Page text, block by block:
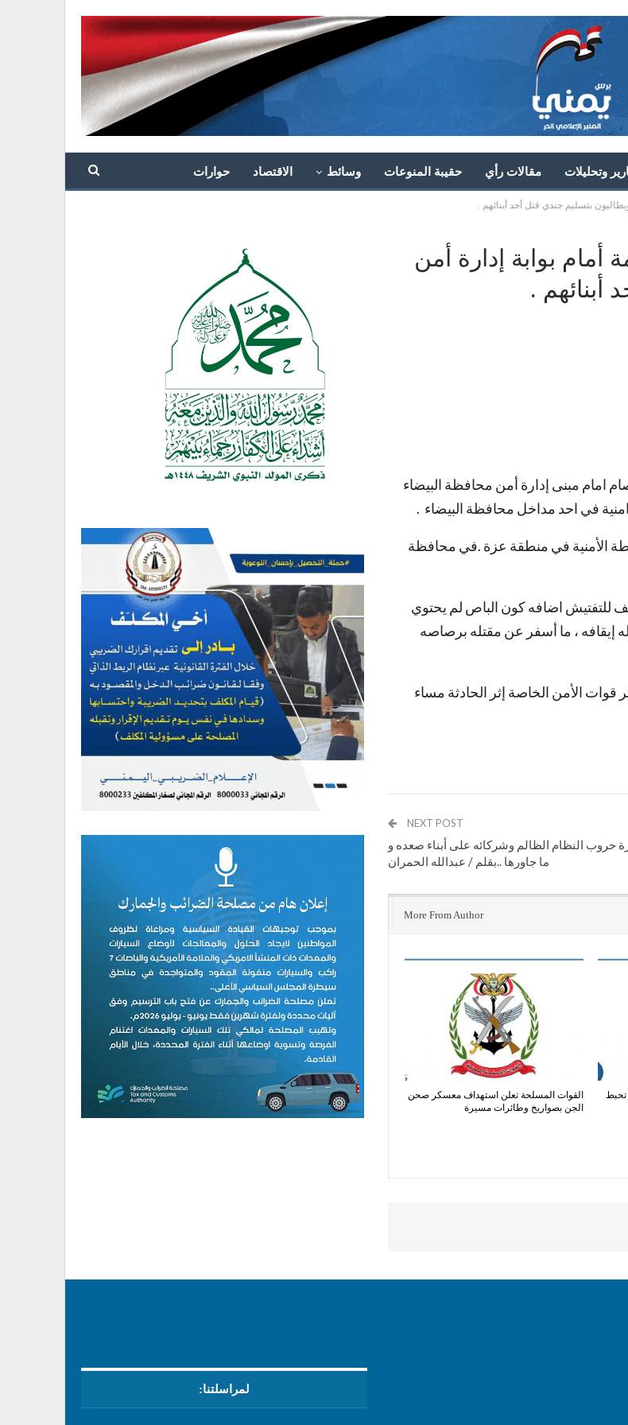
وتحليلات مقالات رأي حقيبة المنوعات وسائط الاقتصاد حوارات
بتسليم جندي قتل أحد أبنائهم .
بوابة إدارة أمن
أبنائهم .
امام مبنى إدارة أمن محافظة البيضاء
في احد مداخل محافظة البيضاء .
الأمنية في منطقة عزة .في محافظة
للتفتيش اضافه كون الباص لم يحتوي
إيقافه ، ما أسفر عن مقتله برصاصه
الأمن الخاصة إثر الحادثة مساء
NEXT POST
حروب النظام الظالم وشركائه على أبناء صعده و
ما جاورها ..بقلم / عبدالله الحمران
More From Author
تحبط
القوات المسلحة تعلن استهداف معسكر صحن
الجن بصواريخ وطائرات مسيرة
لمراسلتنا: